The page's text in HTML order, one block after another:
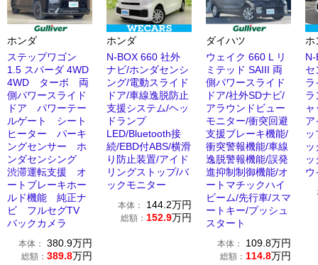
ホンダ
ステップワゴン
1.5 スパーダ 4WD
4WD ターボ 両
側パワースライド
ドア パワーテー
ルゲート シート
ヒーター パーキ
ングセンサー ホ
ンダセンシング
渋滞運転支援 オ
ートブレーキホー
ルド機能 純正ナ
ビ フルセグTV
バックカメラ
本体： 380.9万円
総額： 389.8万円
ホンダ
N-BOX 660 社外
ナビ/ホンダセンシ
ング/電動スライド
ドア/車線逸脱防止
支援システム/ヘッ
ドランプ
LED/Bluetooth接
続/EBD付ABS/横滑
り防止装置/アイド
リングストップ/バ
ックモニター
本体： 144.2万円
総額： 152.9万円
ダイハツ
ウェイク 660 L リ
ミテッド SAIII 両
側パワースライド
ドア/社外SDナビ/
アラウンドビュー
モニター/衝突回避
支援ブレーキ機能/
衝突警報機能/車線
逸脱警報機能/誤発
進抑制制御機能/オ
ートマチックハイ
ビーム/先行車/スマ
ートキー/プッシュ
スタート
本体： 109.8万円
総額： 114.8万円
ホ
セ
ラ
ラ
ア
ウ